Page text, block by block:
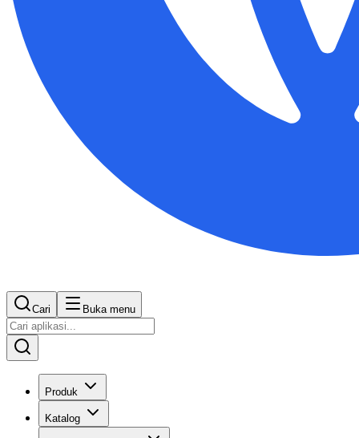
Cari Buka menu
Produk
Katalog